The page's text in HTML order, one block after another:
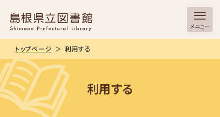
メニュー
トップページ 利用する
利用する